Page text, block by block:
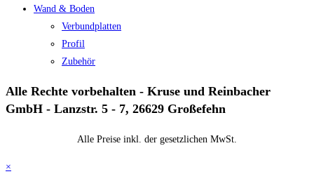
Wand & Boden
Verbundplatten
Profil
Zubehör
Alle Rechte vorbehalten - Kruse und Reinbacher
GmbH - Lanzstr. 5 - 7, 26629 Großefehn
Alle Preise inkl. der gesetzlichen MwSt.
×